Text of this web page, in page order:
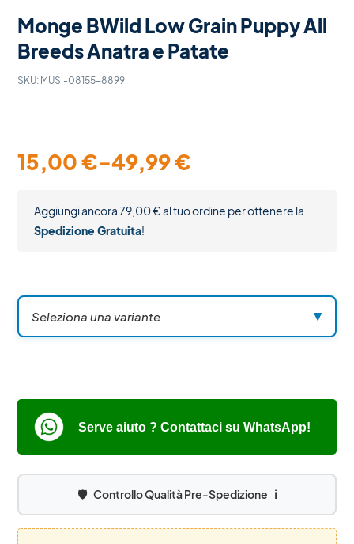
Monge BWild Low Grain Puppy All
Breeds Anatra e Patate
SKU: MUSI-08155-8899
15,00€-49,99€
Aggiungi ancora79,00€al tuo ordine per ottenere la
Spedizione Gratuita!
Seleziona una variante ▼
Serve aiuto ? Contattaci su WhatsApp!
🛡️ Controllo Qualità Pre-Spedizione ℹ️